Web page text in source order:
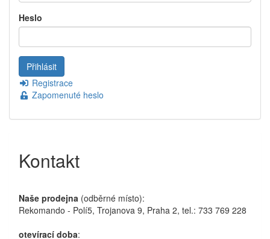
Heslo
Registrace
Zapomenuté heslo
Kontakt
Naše prodejna (odběrné místo):
Rekomando - Polí5, Trojanova 9, Praha 2, tel.: 733 769 228
otevírací doba: